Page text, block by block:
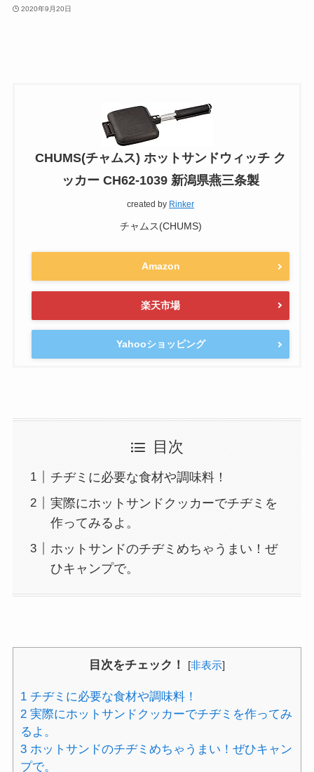
2020年9月20日
CHUMS(チャムス) ホットサンドウィッチ ク
ッカー CH62-1039 新潟県燕三条製
created by Rinker
チャムス(CHUMS)
Amazon
楽天市場
Yahooショッピング
目次
チヂミに必要な食材や調味料！
実際にホットサンドクッカーでチヂミを
作ってみるよ。
ホットサンドのチヂミめちゃうまい！ぜ
ひキャンプで。
目次をチェック！ [非表示]
1チヂミに必要な食材や調味料！
2実際にホットサンドクッカーでチヂミを作ってみ
るよ。
3ホットサンドのチヂミめちゃうまい！ぜひキャン
プで。